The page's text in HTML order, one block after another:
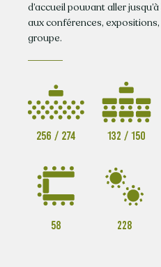
NOS
d’accueil pouvant aller
aux conférences,
groupe.